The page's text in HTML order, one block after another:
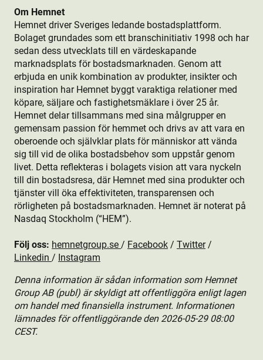
Om Hemnet
Hemnet driver Sveriges ledande bostads­plattform.
Bolaget grundades som ett branschinitiativ 1998 och har
sedan dess utvecklats till en värdeskapande
marknadsplats för bostads­marknaden. Genom att
erbjuda en unik kombination av produkt­er, insikter och
inspiration har Hemnet byggt varaktiga relationer med
köpare, säljare och fastighetsmäklare i över 25 år.
Hemnet delar tillsammans med sina målgrupper en
gemensam passion för hemmet och drivs av att vara en
oberoende och självklar plats för människor att vända
sig till vid de olika bostads­behov som uppstår genom
livet. Detta reflekteras i bolagets vision att vara nyckeln
till din bostads­resa, där Hemnet med sina produkt­er och
tjänster vill öka effektiviteten, transparensen och
rörligheten på bostads­marknaden. Hemnet är noterat på
Nasdaq Stockholm (“HEM”).
Följ oss: hemnetgroup.se / Facebook / Twitter/
Linkedin / Instagram
Denna information är sådan information som Hemnet
Group AB (publ) är skyldigt att offentliggöra enligt lagen
om handel med finansiella instrument. Informationen
lämnades för offentliggörande den 2026-05-29 08:00
CEST.